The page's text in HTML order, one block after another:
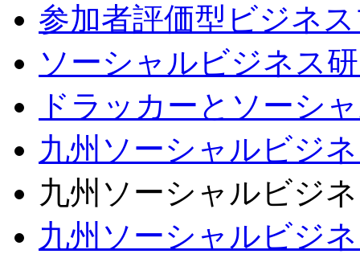
参加者評価型ビジネ
ソーシャルビジネス
ドラッカーとソーシ
九州ソーシャルビジ
九州ソーシャルビジ
九州ソーシャルビジ